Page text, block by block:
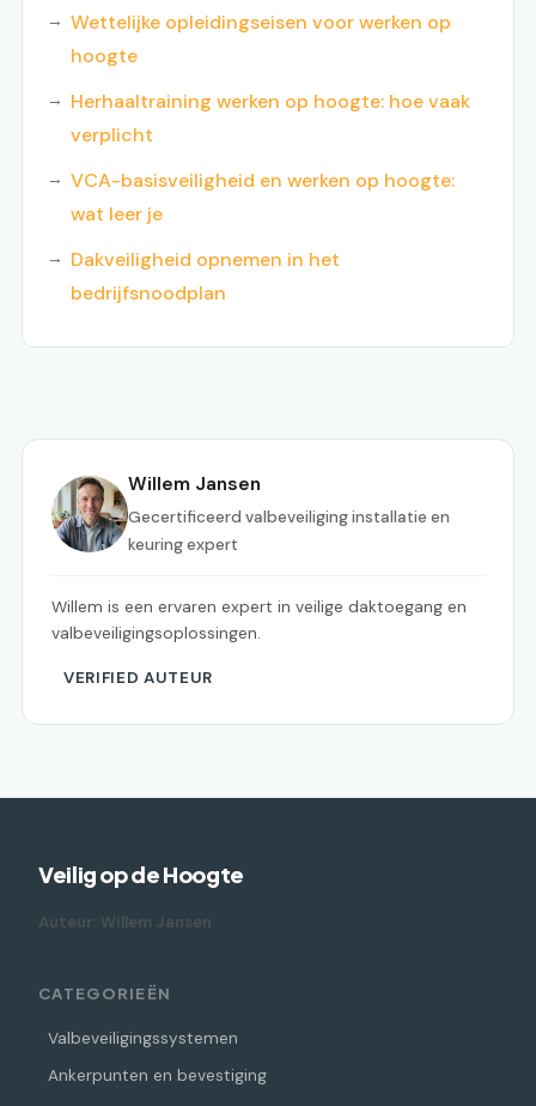
Wettelijke opleidingseisen voor werken op
hoogte
Herhaaltraining werken op hoogte: hoe vaak
verplicht
VCA-basisveiligheid en werken op hoogte:
wat leer je
Dakveiligheid opnemen in het
bedrijfsnoodplan
Willem Jansen
Gecertificeerd valbeveiliging installatie en
keuring expert
Willem is een ervaren expert in veilige daktoegang en
valbeveiligingsoplossingen.
VERIFIED AUTEUR
Veilig op de Hoogte
Auteur: Willem Jansen
CATEGORIEËN
Valbeveiligingssystemen
Ankerpunten en bevestiging